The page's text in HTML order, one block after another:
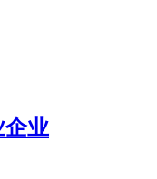
企业